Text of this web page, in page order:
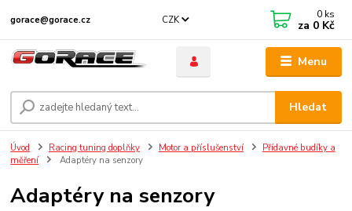
Menu
CZK
Hledat
gorace@gorace.cz 0 ks
za 0 Kč
Úvod Racing tuning doplňky Motor a příslušenství
Přídavné budíky a
měření
Adaptéry na senzory
Adaptéry na senzory